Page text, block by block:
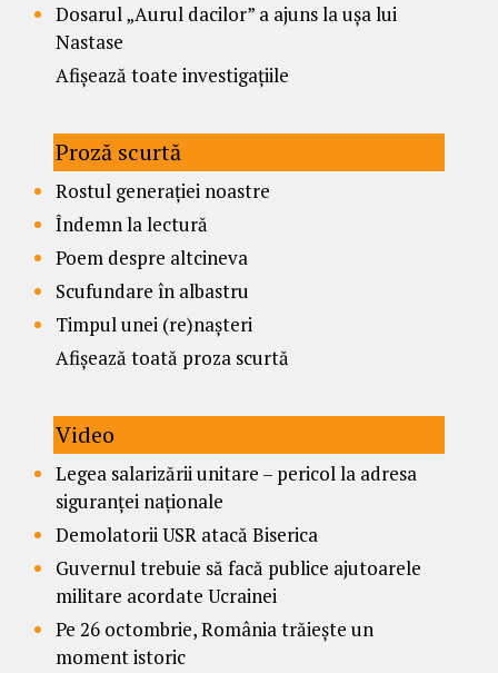
Dosarul „Aurul dacilor” a ajuns la ușa lui
Nastase
Afișează toate investigațiile
Proză scurtă
Rostul generației noastre
Îndemn la lectură
Poem despre altcineva
Scufundare în albastru
Timpul unei (re)nașteri
Afișează toată proza scurtă
Video
Legea salarizării unitare – pericol la adresa
siguranței naționale
Demolatorii USR atacă Biserica
Guvernul trebuie să facă publice ajutoarele
militare acordate Ucrainei
Pe 26 octombrie, România trăiește un
moment istoric